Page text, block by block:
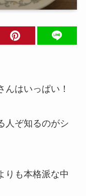
はいっぱい！
人ぞ知るのがシ
りも本格派な中